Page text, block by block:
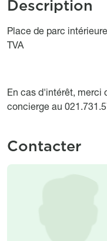
Description
Object description
Place de parc
TVA
En cas d'intérêt, merci
concierge au
Contacter